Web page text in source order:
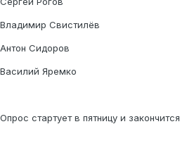
Владимир Свистилёв
Антон Сидоров
Василий Яремко
Опрос стартует в пятницу и закончится